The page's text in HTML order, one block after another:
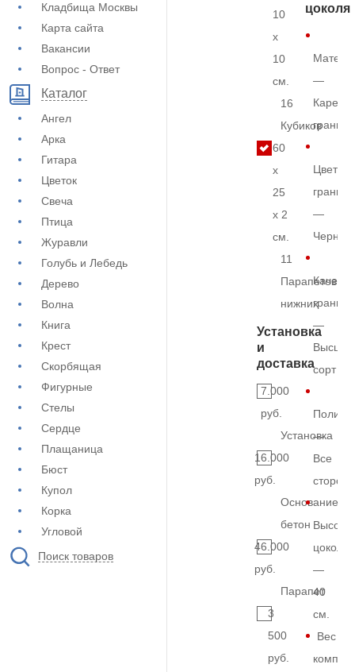
Кладбища Москвы
Карта сайта
Вакансии
Вопрос - Ответ
Каталог
Ангел
Арка
Гитара
Цветок
Свеча
Птица
Журавли
Голубь и Лебедь
Дерево
Волна
Книга
Крест
Скорбящая
Фигурные
Стелы
Сердце
Плащаница
Бюст
Купол
Корка
Угловой
Поиск товаров
10
x
10
см.
16
Кубиков
60
x
25
x 2
см.
11
Парапетов
нижних
Установка
и
доставка
7.000
руб.
Установка
16.000
руб.
Основание
бетон
46.000
руб.
Парапет
3
500
руб.
цоколя
—
гранит
Цвет
гранита
—
Черный
гранита
—
Высший
сорт
—
Все
Высота
цоколя
—
40
см.
Вес